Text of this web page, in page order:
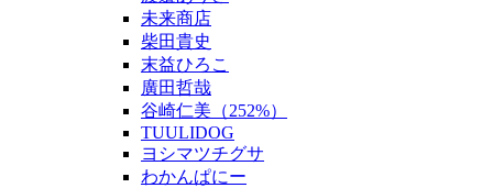
未来商店
柴田貴史
末益ひろこ
廣田哲哉
谷崎仁美（252%）
TUULIDOG
ヨシマツチグサ
わかんぱにー